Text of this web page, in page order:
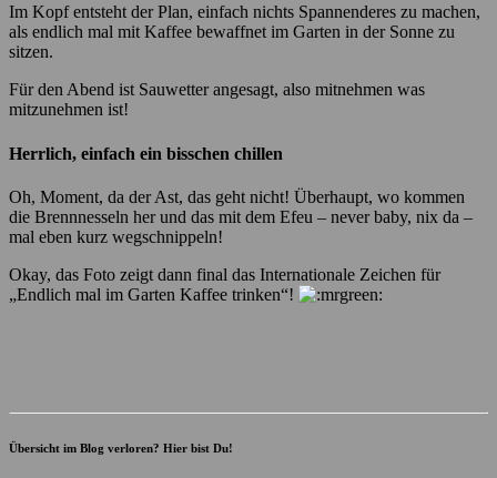
Im Kopf entsteht der Plan, einfach nichts Spannenderes zu machen,
als endlich mal mit Kaffee bewaffnet im Garten in der Sonne zu
sitzen.
Für den Abend ist Sauwetter angesagt, also mitnehmen was
mitzunehmen ist!
Herrlich, einfach ein bisschen chillen
Oh, Moment, da der Ast, das geht nicht! Überhaupt, wo kommen
die Brennnesseln her und das mit dem Efeu – never baby, nix da –
mal eben kurz wegschnippeln!
Okay, das Foto zeigt dann final das Internationale Zeichen für
„Endlich mal im Garten Kaffee trinken“!
Übersicht im Blog verloren? Hier bist Du!